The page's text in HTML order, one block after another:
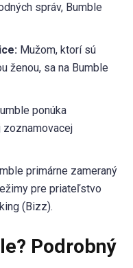
správ, Bumble
Mužom, ktorí sú
ženou, sa na Bumble
ponúka
primárne zameraný
pre priateľstvo
(Bizz).
Podrobný